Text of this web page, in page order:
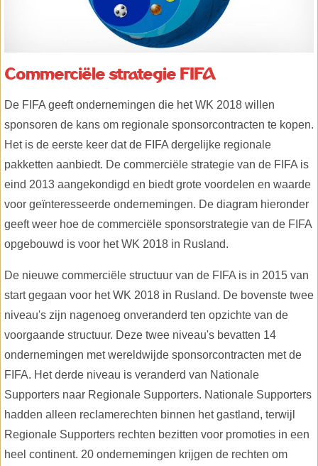
Commerciële strategie FIFA
De FIFA geeft ondernemingen die het WK 2018 willen
sponsoren de kans om regionale sponsorcontracten te kopen.
Het is de eerste keer dat de FIFA dergelijke regionale
pakketten aanbiedt. De commerciële strategie van de FIFA is
eind 2013 aangekondigd en biedt grote voordelen en waarde
voor geïnteresseerde ondernemingen. De diagram hieronder
geeft weer hoe de commerciële sponsorstrategie van de FIFA
opgebouwd is voor het WK 2018 in Rusland.
De nieuwe commerciële structuur van de FIFA is in 2015 van
start gegaan voor het WK 2018 in Rusland. De bovenste twee
niveau's zijn nagenoeg onveranderd ten opzichte van de
voorgaande structuur. Deze twee niveau's bevatten 14
ondernemingen met wereldwijde sponsorcontracten met de
FIFA. Het derde niveau is veranderd van Nationale
Supporters naar Regionale Supporters. Nationale Supporters
hadden alleen reclamerechten binnen het gastland, terwijl
Regionale Supporters rechten bezitten voor promoties in een
heel continent. 20 ondernemingen krijgen de rechten om